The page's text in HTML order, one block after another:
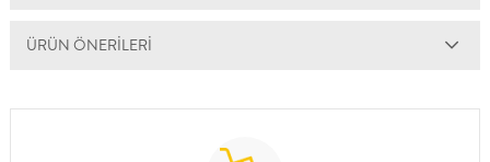
ÜRÜN ÖNERILERI